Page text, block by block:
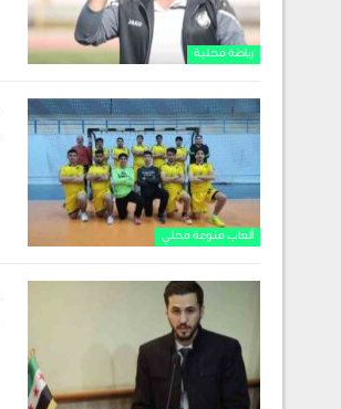
رياضة محلية
ألعاب منوعة محلي